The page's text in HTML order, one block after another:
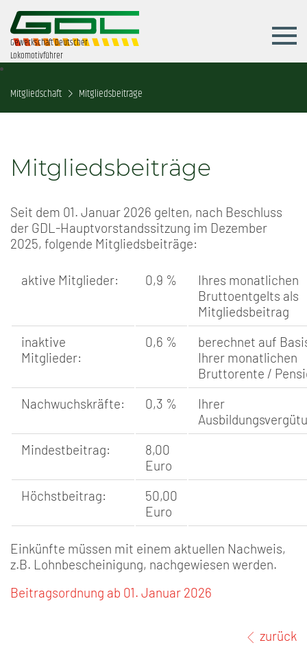
Gewerkschaft Deutscher
Lokomotivführer
Mitgliedschaft Mitgliedsbeiträge
Mitgliedsbeiträge
Seit dem 01. Januar 2026 gelten, nach Beschluss
der GDL-Hauptvorstandssitzung im Dezember
2025, folgende Mitgliedsbeiträge:
aktive Mitglieder: 0,9 %
Ihres monatlichen
Bruttoentgelts als
Mitgliedsbeitrag
inaktive
Mitglieder:
0,6 %
berechnet auf
Ihrer monatlichen
Bruttorente /
Nachwuchskräfte:
0,3 %
Ihrer
Mindestbeitrag:
8,00
Euro
Höchstbeitrag:
50,00
Euro
Einkünfte müssen mit einem aktuellen Nachweis,
z.B. Lohnbescheinigung, nachgewiesen werden.
Beitragsordnung ab 01. Januar 2026
zurück